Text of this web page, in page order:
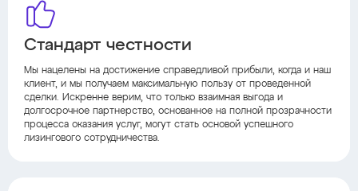
Стандарт честности
Мы нацелены на достижение справедливой прибыли, когда и наш
клиент, и мы получаем максимальную пользу от проведенной
сделки. Искренне верим, что только взаимная выгода и
долгосрочное партнерство, основанное на полной прозрачности
процесса оказания услуг, могут стать основой успешного
лизингового сотрудничества.